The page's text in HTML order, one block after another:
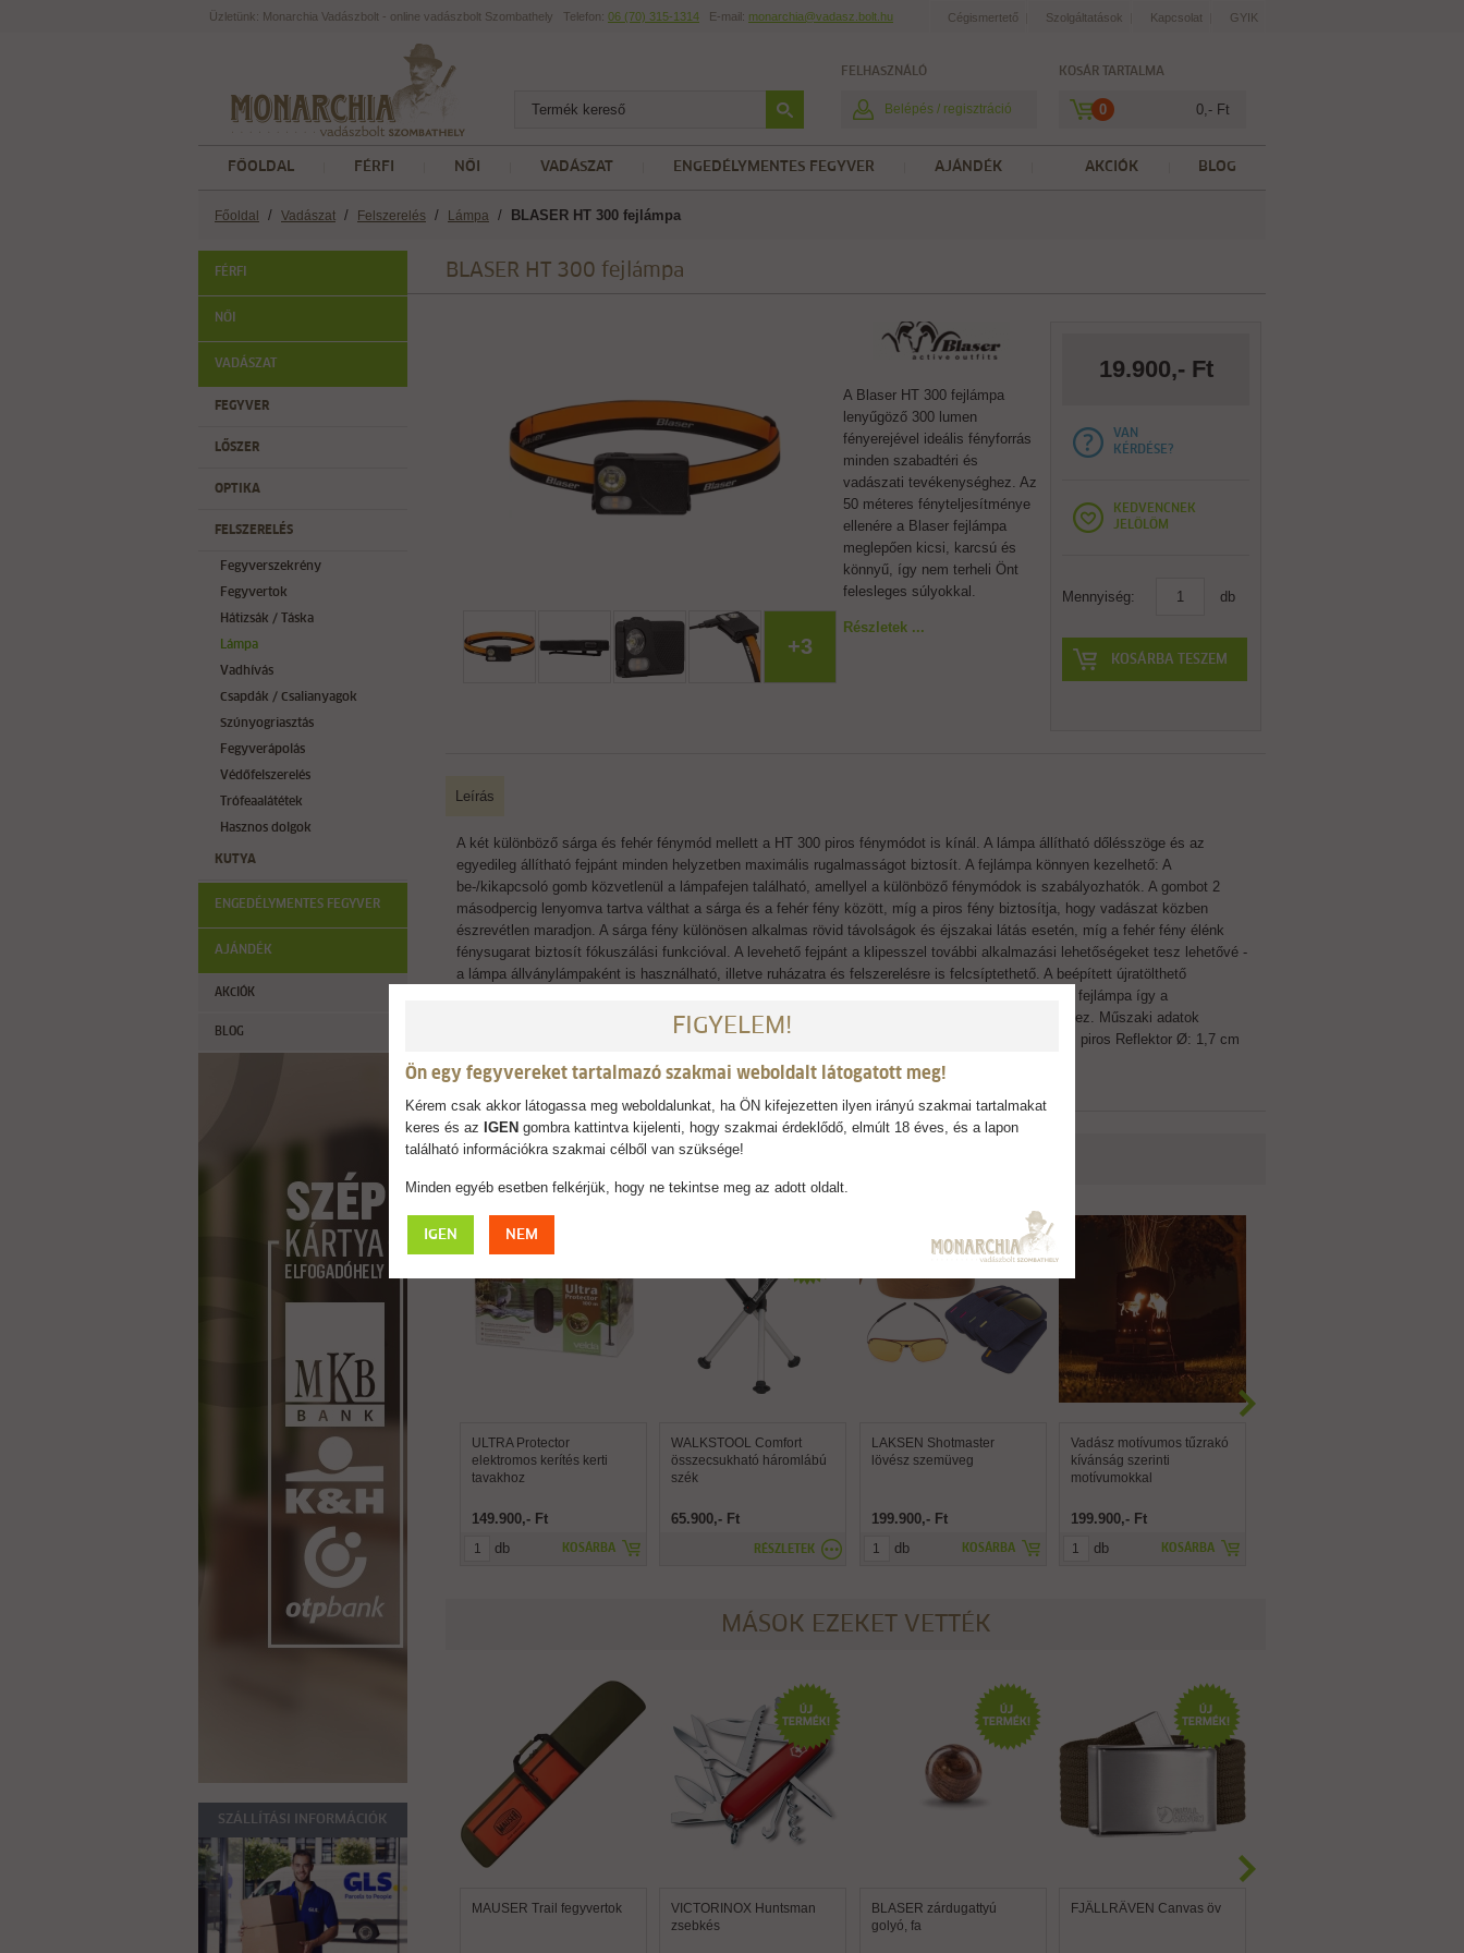
Cégismertető Szolgáltatások Kapcsolat GYIK
Üzletünk: Monarchia Vadászbolt - online vadászbolt Szombathely Telefon: 06 (70) 315-1314 E-mail: monarchia@vadasz.bolt.hu
FELHASZNÁLÓ
Belépés / regisztráció
KOSÁR TARTALMA
0 0,- Ft
BLOG
AKCIÓK
FŐOLDAL FÉRFI NŐI VADÁSZAT ENGEDÉLYMENTES FEGYVER AJÁNDÉK
Főoldal / Vadászat / Felszerelés / Lámpa / BLASER HT 300 fejlámpa
FÉRFI
NŐI
VADÁSZAT
FEGYVER
LŐSZER
OPTIKA
FELSZERELÉS
Fegyverszekrény
Fegyvertok
Hátizsák / Táska
Lámpa
Vadhívás
Csapdák / Csalianyagok
Szúnyogriasztás
Fegyverápolás
Védőfelszerelés
Trófeaalátétek
Hasznos dolgok
KUTYA
ENGEDÉLYMENTES FEGYVER
AJÁNDÉK
AKCIÓK
BLOG
SZÁLLÍTÁSI INFORMÁCIÓK
BLASER HT 300 fejlámpa
+3
A Blaser HT 300 fejlámpa
lenyűgöző 300 lumen
fényerejével ideális fényforrás
minden szabadtéri és
vadászati tevékenységhez. Az
50 méteres fényteljesítménye
ellenére a Blaser fejlámpa
meglepően kicsi, karcsú és
könnyű, így nem terheli Önt
felesleges súlyokkal.
Részletek ...
19.900,- Ft
VAN
KÉRDÉSE?
KEDVENCNEK
JELÖLÖM
Mennyiség: db
KOSÁRBA TESZEM
Leírás
A két különböző sárga és fehér fénymód mellett a HT 300 piros fénymódot is kínál. A lámpa állítható dőlésszöge és az
egyedileg állítható fejpánt minden helyzetben maximális rugalmasságot biztosít. A fejlámpa könnyen kezelhető: A
be-/kikapcsoló gomb közvetlenül a lámpafejen található, amellyel a különböző fénymódok is szabályozhatók. A gombot 2
másodpercig lenyomva tartva válthat a sárga és a fehér fény között, míg a piros fény biztosítja, hogy vadászat közben
észrevétlen maradjon. A sárga fény különösen alkalmas rövid távolságok és éjszakai látás esetén, míg a fehér fény élénk
fénysugarat biztosít fókuszálási funkcióval. A levehető fejpánt a klipesszel további alkalmazási lehetőségeket tesz lehetővé -
a lámpa állványlámpaként is használható, illetve ruházatra és felszerelésre is felcsíptethető. A beépített újratölthető
akkumulátor kényelmesen tölthető a lámpafejben található USB-porton keresztül. A Blaser HT 300 fejlámpa így a
sokoldalúság, a teljesítmény és a kényelem tökéletes kombinációját kínálja a különböző igényekhez. Műszaki adatok
Fényforrás: LED Fénykibocsátás: max. 300 lumen Fénytartomány: 50 m Fény színe: sárga, fehér, piros Reflektor Ø: 1,7 cm
Súly: 46 g
ULTRA Protector
elektromos kerítés kerti
tavakhoz
149.900,- Ft
KOSÁRBA
db
WALKSTOOL Comfort
összecsukható háromlábú
szék
65.900,- Ft
RÉSZLETEK
LAKSEN Shotmaster
lövész szemüveg
199.900,- Ft
KOSÁRBA
db
Vadász motívumos tűzrakó
kívánság szerinti
motívumokkal
199.900,- Ft
KOSÁRBA
db
MÁSOK EZEKET VETTÉK
MAUSER Trail fegyvertok
VICTORINOX Huntsman
zsebkés
BLASER zárdugattyú
golyó, fa
FJÄLLRÄVEN Canvas öv
FIGYELEM!
Ön egy fegyvereket tartalmazó szakmai weboldalt látogatott meg!
Kérem csak akkor látogassa meg weboldalunkat, ha ÖN kifejezetten ilyen irányú szakmai tartalmakat
keres és az IGEN gombra kattintva kijelenti, hogy szakmai érdeklődő, elmúlt 18 éves, és a lapon
található információkra szakmai célből van szüksége!
Minden egyéb esetben felkérjük, hogy ne tekintse meg az adott oldalt.
IGEN NEM